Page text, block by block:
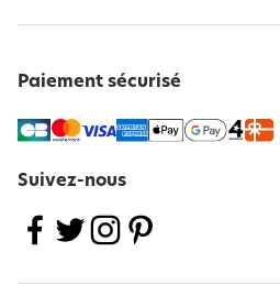
Paiement sécurisé
Suivez-nous